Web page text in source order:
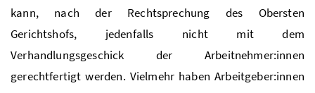
kann, nach der Rechtsprechung des Obersten
Gerichtshofs, jedenfalls nicht mit dem
Verhandlungsgeschick der Arbeitnehmer:innen
gerechtfertigt werden. Vielmehr haben Arbeitgeber:innen